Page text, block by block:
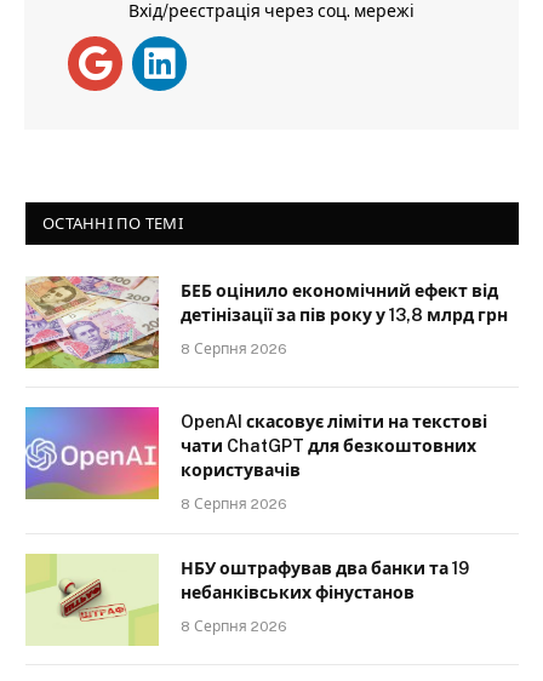
Вхід/реєстрація через соц. мережі
ОСТАННІ ПО ТЕМІ
БЕБ оцінило економічний ефект від
детінізації за пів року у 13,8 млрд грн
8 Серпня 2026
OpenAI скасовує ліміти на текстові
чати ChatGPT для безкоштовних
користувачів
8 Серпня 2026
НБУ оштрафував два банки та 19
небанківських фінустанов
8 Серпня 2026